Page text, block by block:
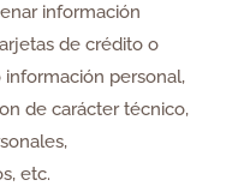
información
de crédito o
información personal,
de carácter técnico,
etc.